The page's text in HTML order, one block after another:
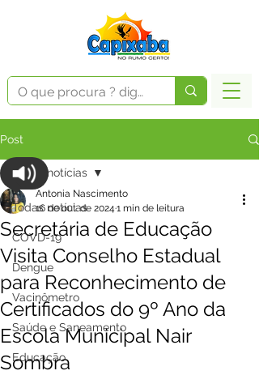
Post
Todas notícias
COVD-19
Dengue
Vacinômetro
Saúde e Saneamento
Educação
Todas notícias
Secretária de Educação
Visita Conselho Estadual
para Reconhecimento de
Certificados do 9º Ano da
Escola Municipal Nair
Sombra
Antonia Nascimento
16 de out. de 2024 1 min de leitura